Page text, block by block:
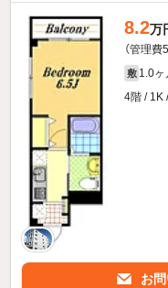
8.2万
（管理費
敷 1.0ヶ
4階 / 1K
お